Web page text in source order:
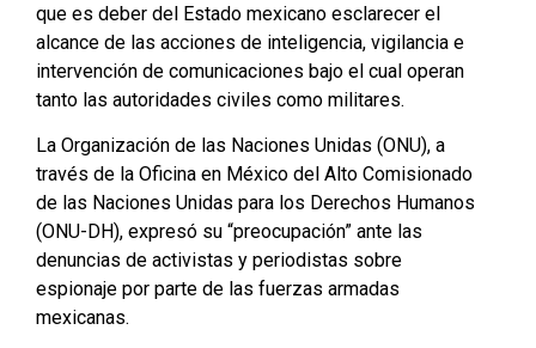
que es deber del Estado mexicano esclarecer el
alcance de las acciones de inteligencia, vigilancia e
intervención de comunicaciones bajo el cual operan
tanto las autoridades civiles como militares.
La Organización de las Naciones Unidas (ONU), a
través de la Oficina en México del Alto Comisionado
de las Naciones Unidas para los Derechos Humanos
(ONU-DH), expresó su “preocupación” ante las
denuncias de activistas y periodistas sobre
espionaje por parte de las fuerzas armadas
mexicanas.